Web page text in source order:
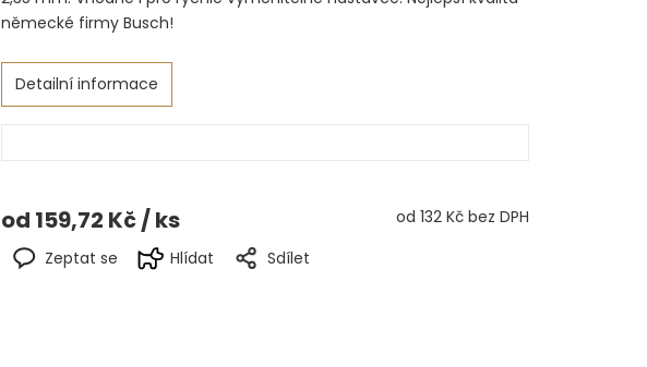
od 159,72 Kč/ ks od 132 Kč bez DPH
německé firmy Busch!
Detailní informace
Zeptat se Hlídat Sdílet